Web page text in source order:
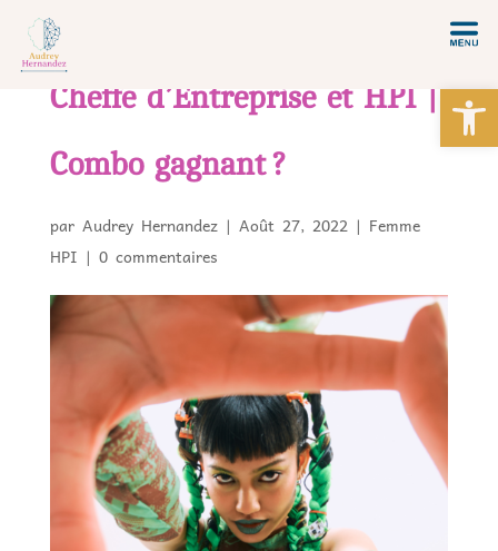
Cheffe d’Entreprise et HPI |
Combo gagnant ?
par Audrey Hernandez| Août 27, 2022| Femme
HPI | 0 commentaires